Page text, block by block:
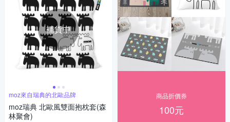
補貨中
moz來自瑞典的北歐品牌
moz瑞典 北歐風雙面抱枕套(森
林聚會)
商品折價券
100元